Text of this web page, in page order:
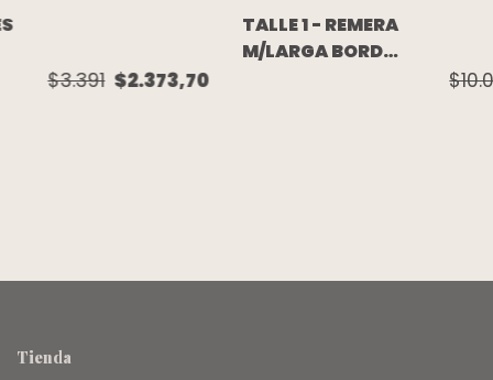
$3.391 $2.373,70
TALLE 1 - REMERA
M/LARGA BORDO
Tienda